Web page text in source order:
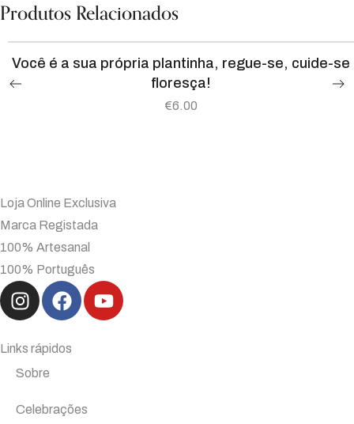
Produtos Relacionados
Você é a sua própria plantinha, regue-se, cuide-se
floresça!
€6.00
Loja Online Exclusiva
Marca Registada
100% Artesanal
100% Português
Links rápidos
Sobre
Celebrações